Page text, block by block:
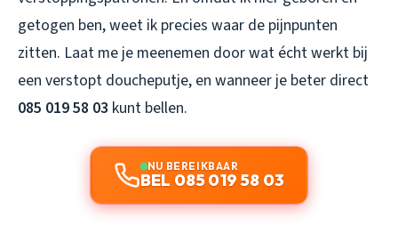
getogen ben, weet ik precies waar de pijnpunten
zitten. Laat me je meenemen door wat écht werkt bij
een verstopt doucheputje, en wanneer je beter direct
085 019 58 03 kunt bellen.
NU BEREIKBAAR
BEL 085 019 58 03